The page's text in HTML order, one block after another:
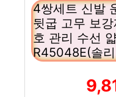
4쌍세트 신발
뒷굽 고무 보
호 관리 수선
R45048E(솔